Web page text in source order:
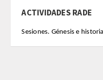
SECCIONES
ACTIVIDADES RADE
Sesiones. Génesis e